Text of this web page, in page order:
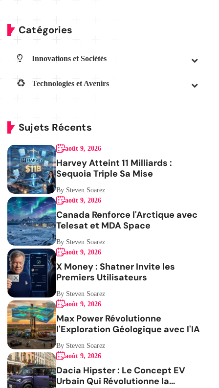
Catégories
Innovations et Sociétés
Technologies et Avenirs
Sujets Récents
août 9, 2026
Harvey Atteint 11 Milliards :
Sequoia Triple Sa Mise
By Steven Soarez
août 9, 2026
Canada Renforce l'Arctique avec
Telesat et MDA Space
By Steven Soarez
août 9, 2026
X Money : Shatner Invite les
Premiers Utilisateurs
By Steven Soarez
août 9, 2026
Max Power Révolutionne
l'Exploration Géologique avec l'IA
By Steven Soarez
août 9, 2026
Dacia Hipster : Le Concept EV
Urbain Qui Révolutionne la